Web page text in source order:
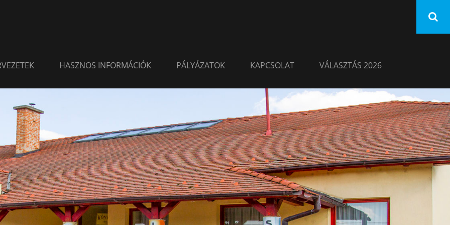
HASZNOS INFORMÁCIÓK PÁLYÁZATOK KAPCSOLAT VÁLASZTÁS 2026